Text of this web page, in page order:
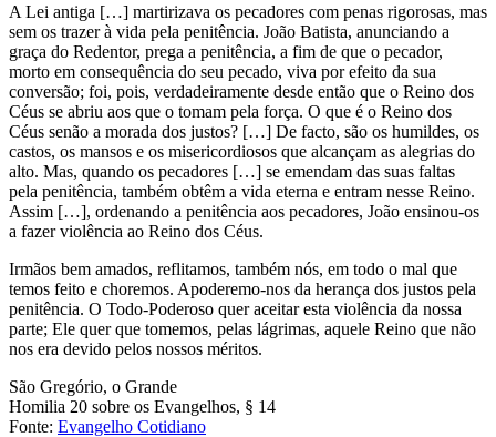
A Lei antiga […] martirizava os pecadores com penas rigorosas, mas
sem os trazer à vida pela penitência. João Batista, anunciando a
graça do Redentor, prega a penitência, a fim de que o pecador,
morto em consequência do seu pecado, viva por efeito da sua
conversão; foi, pois, verdadeiramente desde então que o Reino dos
Céus se abriu aos que o tomam pela força. O que é o Reino dos
Céus senão a morada dos justos? […] De facto, são os humildes, os
castos, os mansos e os misericordiosos que alcançam as alegrias do
alto. Mas, quando os pecadores […] se emendam das suas faltas
pela penitência, também obtêm a vida eterna e entram nesse Reino.
Assim […], ordenando a penitência aos pecadores, João ensinou-os
a fazer violência ao Reino dos Céus.
Irmãos bem amados, reflitamos, também nós, em todo o mal que
temos feito e choremos. Apoderemo-nos da herança dos justos pela
penitência. O Todo-Poderoso quer aceitar esta violência da nossa
parte; Ele quer que tomemos, pelas lágrimas, aquele Reino que não
nos era devido pelos nossos méritos.
São Gregório, o Grande
Homilia 20 sobre os Evangelhos, § 14
Fonte: Evangelho Cotidiano